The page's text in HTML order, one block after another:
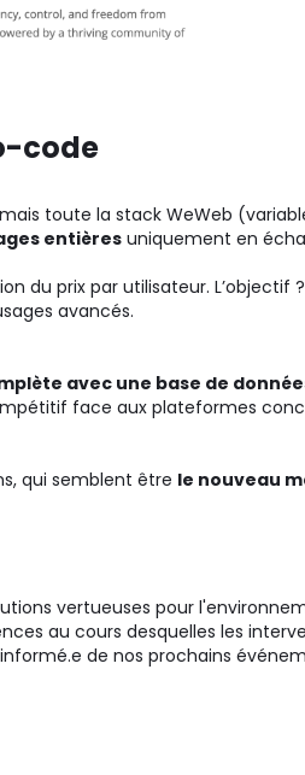
code
toute la stack WeWeb
entièresuniquement en
du prix par utilisateur. L’objectif ?
avancés.
avec une base de données
face aux plateformes
qui semblent être le nouveau
vertueuses pour
au cours desquelles les
de nos prochains